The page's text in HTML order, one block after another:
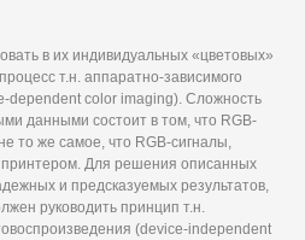
в их индивидуальных «цветовых»
т.н. аппаратно-зависимого
dependent color imaging). Сложность
данными состоит в том, что RGB-
то же самое, что RGB-сигналы,
Для решения описанных
и предсказуемых результатов,
руководить принцип т.н.
(device-independent